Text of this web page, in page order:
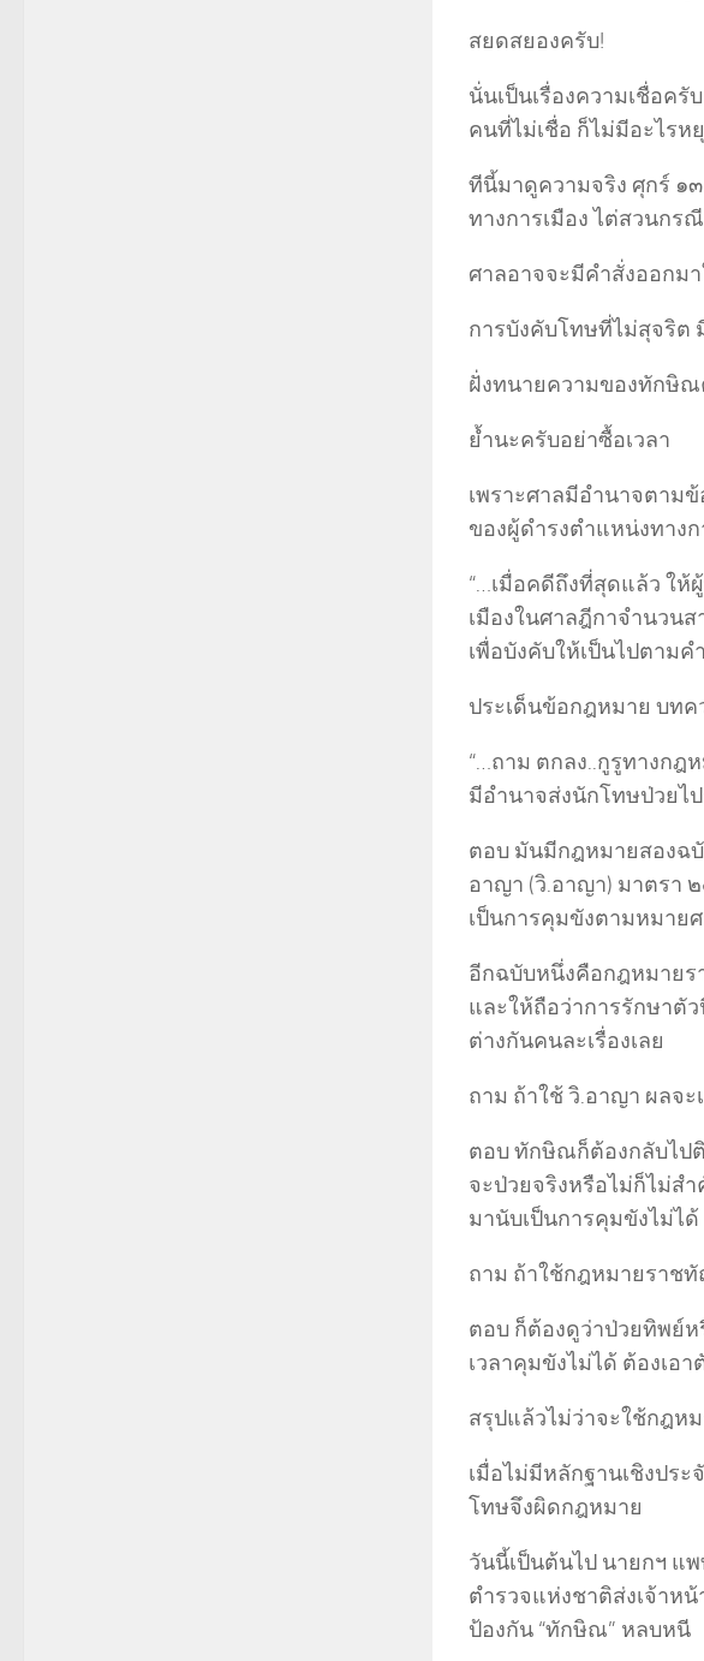
สยดสยองครับ!
นั่นเป็นเรื่องความเชื่อค
คนที่ไม่เชื่อ ก็ไม่มีอะไร
ทีนี้มาดูความจริง ศุกร์ ๑
ทางการเมือง ไต่สวนกร
ศาลอาจจะมีคำสั่งออกม
การบังคับโทษที่ไม่สุจริต
ฝั่งทนายความของทักษิณ
ย้ำนะครับอย่าซื้อเวลา
เพราะศาลมีอำนาจตาม
ของผู้ดำรงตำแหน่งทาง
“…เมื่อคดีถึงที่สุดแล้ว ใ
เมืองในศาลฎีกาจำนวน
เพื่อบังคับให้เป็นไปตาม
ประเด็นข้อกฎหมาย บทค
“…ถาม ตกลง..กูรูทางกฎ
มีอำนาจส่งนักโทษป่วยไ
ตอบ มันมีกฎหมายสองฉ
อาญา (วิ.อาญา) มาตรา
เป็นการคุมขังตามหมาย
อีกฉบับหนึ่งคือกฎหมาย
และให้ถือว่าการรักษาตั
ต่างกันคนละเรื่องเลย
ถาม ถ้าใช้ วิ.อาญา ผลจะ
ตอบ ทักษิณก็ต้องกลับไป
จะป่วยจริงหรือไม่ก็ไม่ส
มานับเป็นการคุมขังไม่ได้
ถาม ถ้าใช้กฎหมายราช
ตอบ ก็ต้องดูว่าป่วยทิพย์ห
เวลาคุมขังไม่ได้ ต้องเอ
สรุปแล้วไม่ว่าจะใช้กฎห
เมื่อไม่มีหลักฐานเชิงปร
โทษจึงผิดกฎหมาย
วันนี้เป็นต้นไป นายกฯ แ
ตำรวจแห่งชาติส่งเจ้าห
ป้องกัน “ทักษิณ” หลบหนี